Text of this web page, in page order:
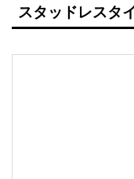
スタッドレスタ